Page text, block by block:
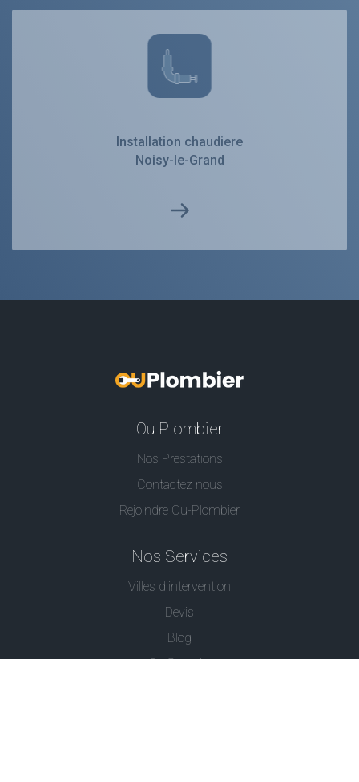
Installation chaudiere
Noisy-le-Grand
Ou Plombier
Nos Prestations
Contactez nous
Rejoindre Ou-Plombier
Nos Services
Villes d'intervention
Devis
Blog
Ou Serrurier